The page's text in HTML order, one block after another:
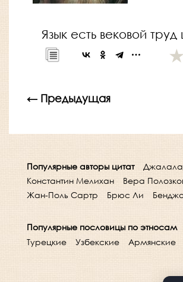
Язык есть вековой
← Предыдущая
Популярные авторы цитат
Константин Мелихан
Вера
Жан-Поль Сартр
Брюс Ли
Популярные пословицы по этносам
Турецкие
Узбекские Армянские